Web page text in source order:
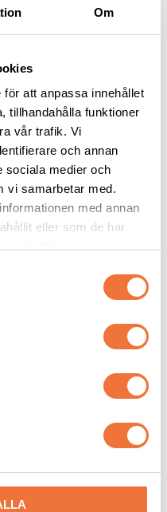
Om
att anpassa innehållet
tillhandahålla funktioner
vår trafik. Vi
och annan
sociala medier och
vi samarbetar med.
med annan
eller som de har
även
4Dogs Belöningsgodis
Fasan ca 100 g